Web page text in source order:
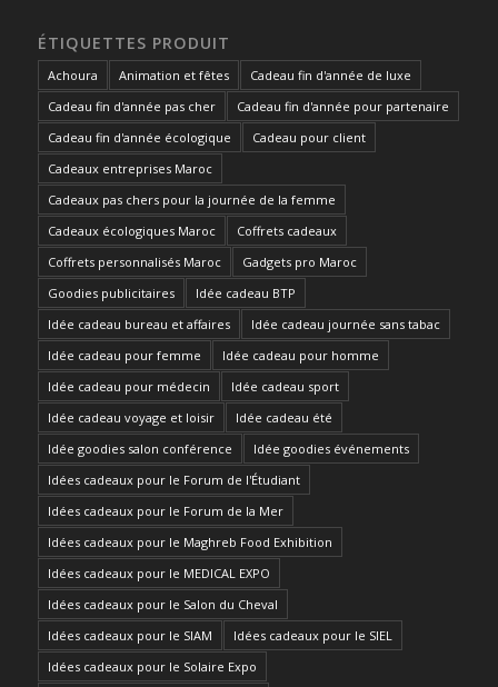
ÉTIQUETTES PRODUIT
Achoura Animation et fêtes
Cadeau fin d'année de luxe
Cadeau fin d'année pas cher
Cadeau fin d'année pour partenaire
Cadeau fin d'année écologique
Cadeau pour client
Cadeaux entreprises Maroc
Cadeaux pas chers pour la journée de la femme
Cadeaux écologiques Maroc
Coffrets cadeaux
Coffrets personnalisés Maroc
Gadgets pro Maroc
Goodies publicitaires
Idée cadeau BTP
Idée cadeau bureau et affaires
Idée cadeau journée sans tabac
Idée cadeau pour femme
Idée cadeau pour homme
Idée cadeau pour médecin
Idée cadeau sport
Idée cadeau voyage et loisir
Idée cadeau été
Idée goodies salon conférence
Idée goodies événements
Idées cadeaux pour le Forum de l'Étudiant
Idées cadeaux pour le Forum de la Mer
Idées cadeaux pour le Maghreb Food Exhibition
Idées cadeaux pour le MEDICAL EXPO
Idées cadeaux pour le Salon du Cheval
Idées cadeaux pour le SIAM
Idées cadeaux pour le SIEL
Idées cadeaux pour le Solaire Expo